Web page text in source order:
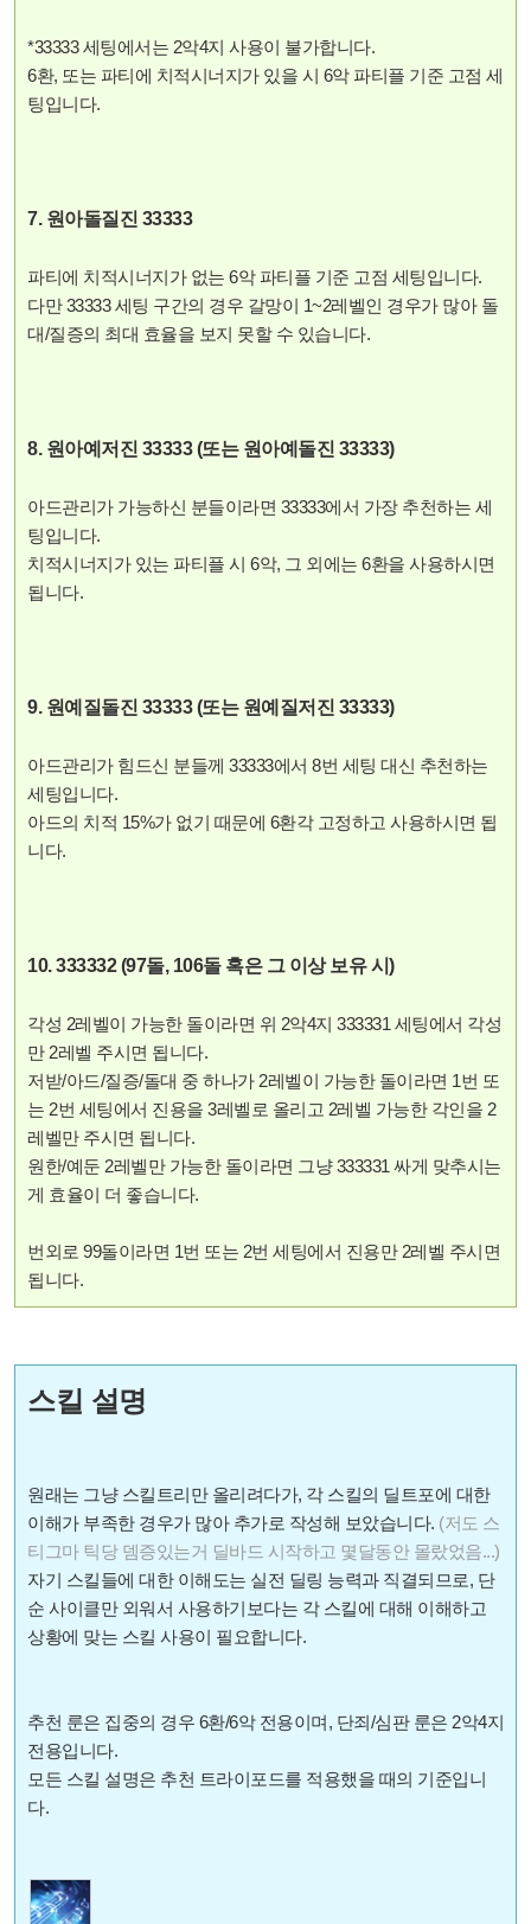
*33333 세팅에서는 2악4지 사용이 불가합니다.
6환, 또는 파티에 치적시너지가 있을 시 6악 파티플 기준 고점 세
팅입니다.
7. 원아돌질진 33333
파티에 치적시너지가 없는 6악 파티플 기준 고점 세팅입니다.
다만 33333 세팅 구간의 경우 갈망이 1~2레벨인 경우가 많아 돌
대/질증의 최대 효율을 보지 못할 수 있습니다.
8. 원아예저진 33333 (또는 원아예돌진 33333)
아드관리가 가능하신 분들이라면 33333에서 가장 추천하는 세
팅입니다.
치적시너지가 있는 파티플 시 6악, 그 외에는 6환을 사용하시면
됩니다.
9. 원예질돌진 33333 (또는 원예질저진 33333)
아드관리가 힘드신 분들께 33333에서 8번 세팅 대신 추천하는
세팅입니다.
아드의 치적 15%가 없기 때문에 6환각 고정하고 사용하시면 됩
니다.
10. 333332 (97돌, 106돌 혹은 그 이상 보유 시)
각성 2레벨이 가능한 돌이라면 위 2악4지 333331 세팅에서 각성
만 2레벨 주시면 됩니다.
저받/아드/질증/돌대 중 하나가 2레벨이 가능한 돌이라면 1번 또
는 2번 세팅에서 진용을 3레벨로 올리고 2레벨 가능한 각인을 2
레벨만 주시면 됩니다.
원한/예둔 2레벨만 가능한 돌이라면 그냥 333331 싸게 맞추시는
게 효율이 더 좋습니다.
번외로 99돌이라면 1번 또는 2번 세팅에서 진용만 2레벨 주시면
됩니다.
스킬 설명
원래는 그냥 스킬트리만 올리려다가, 각 스킬의 딜트포에 대한
이해가 부족한 경우가 많아 추가로 작성해 보았습니다. (저도 스
티그마 틱당 뎀증있는거 딜바드 시작하고 몇달동안 몰랐었음...)
자기 스킬들에 대한 이해도는 실전 딜링 능력과 직결되므로, 단
순 사이클만 외워서 사용하기보다는 각 스킬에 대해 이해하고
상황에 맞는 스킬 사용이 필요합니다.
추천 룬은 집중의 경우 6환/6악 전용이며, 단죄/심판 룬은 2악4지
전용입니다.
모든 스킬 설명은 추천 트라이포드를 적용했을 때의 기준입니
다.